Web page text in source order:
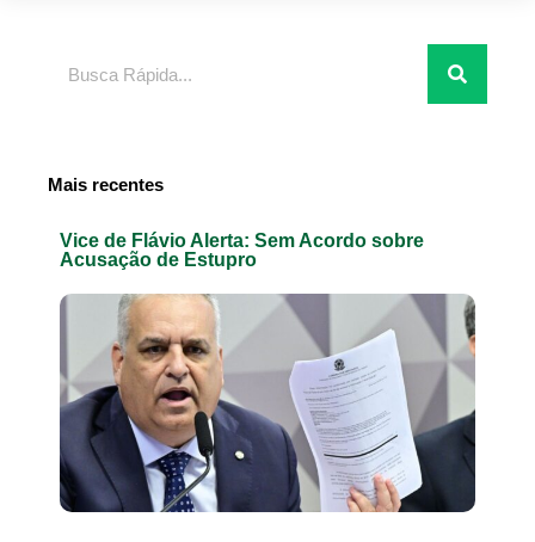
Mais recentes
Vice de Flávio Alerta: Sem Acordo sobre
Acusação de Estupro